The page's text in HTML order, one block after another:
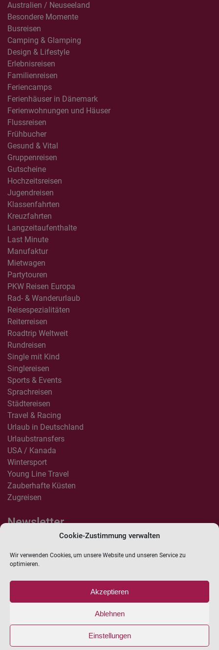
Cookie-Zustimmung verwalten
Wir verwenden Cookies, um unsere Website und unseren Service zu
optimieren.
Akzeptieren
Ablehnen
Einstellungen
Australien / Neuseeland
Besondere Momente
Busreisen
Camping & Glamping
Design & Lifestyle
Erlebnisreisen
Familienreisen
Feriencamps
Ferienhäuser in Dänemark
Ferienwohnungen und Häuser
Flussreisen
Frühbucher
Gesund & Vital
Gruppenreisen
Gutscheine
Hochzeitsreisen
Jugendreisen
Klassenfahrten
Kreuzfahrten
Langzeitaufenthalte
Last Minute
Manufaktur
Mietwagen
Partytouren
PKW Reisen Europa
Rad- & Wanderurlaub
Reisespezialitäten
Reiterreisen
Roadtrip Weltweit
Rundreisen
Single mit Kind
Singlereisen
Sports & Events
Sprachreisen
Städtereisen
Travel & Racing
Urlaub in Deutschland
Urlaubstransfers
USA / Kanada
Wintersport
Young Line Travel
Zauberhafte Küsten
Zugreisen
Newsletter
Hiermit erkläre ich mich einverstanden, dass LIPPKAU Reisebüro mich
Beiträge informieren darf. Diese Einwilligung kann ich jederzeit
widerrufen. Weitere Hinweise zur Nutzung der Empfängerdaten finden
Cookie Richtlinie